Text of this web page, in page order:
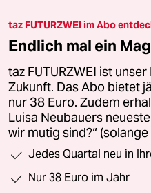
taz FUTURZWEI im Abo
Endlich mal ein
taz FUTURZWEI ist
Zukunft. Das Abo bietet
nur 38 Euro. Zudem
Luisa Neubauers
wir mutig sind?“
Jedes Quartal neu in
Nur 38 Euro im Jahr